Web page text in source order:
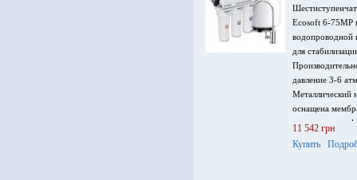
Ecosoft 6-75MР
водопроводной
для
давление 3-6
Металлический
оснащена
угольным
воды,
краном для
11 542 грн
Купить